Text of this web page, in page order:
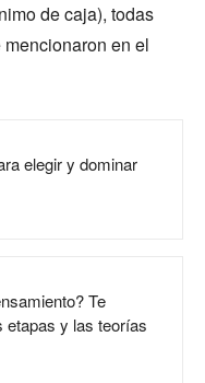
de caja), todas
en el
elegir y dominar
Te
etapas y las teorías